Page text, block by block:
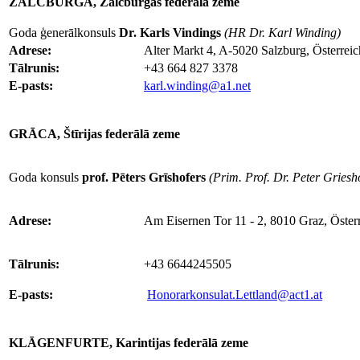
Goda ģenerālkonsuls Dr. Karls Vindings (HR Dr. Karl Winding)
Adrese:
Alter Markt 4, A-5020 Salzburg,
Tālrunis:
+43 664 827 3378
E-pasts:
karl.winding@a1.net
GRĀCA, Štīrijas federālā zeme
Goda konsuls prof. Pēters Grīshofers (Prim. Prof. Dr. Peter
Adrese: Am Eisernen Tor 11 - 2, 8010 Graz,
Tālrunis: +43 6644245505
E-pasts: Honorarkonsulat.Lettland@act1.at
KLĀGENFURTE, Karintijas federālā zeme